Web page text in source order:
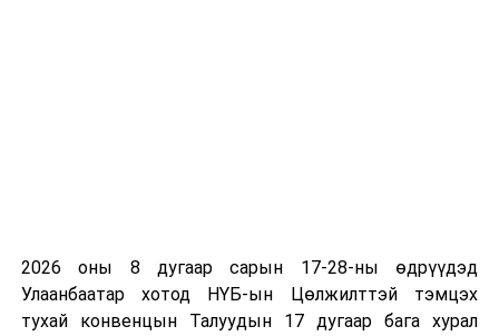
2026 оны 8 дугаар сарын 17-28-ны өдрүүдэд
Улаанбаатар хотод НҮБ-ын Цөлжилттэй тэмцэх
тухай конвенцын Талуудын 17 дугаар бага хурал